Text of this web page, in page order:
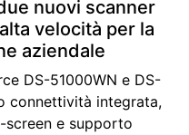
nuovi scanner
velocità per la
aziendale
DS-51000WN e DS-
connettività integrata,
e supporto